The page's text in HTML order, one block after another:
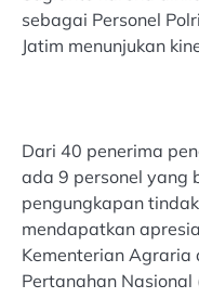
sebagai Personel
Jatim menunjukan
Dari 40 penerima
ada 9 personel yang
pengungkapan
mendapatkan
Kementerian Agraria
Pertanahan Nasional